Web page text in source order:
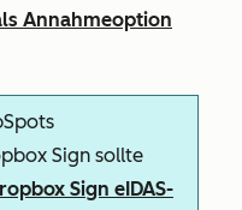
Annahmeoption
Sign sollte
Sign eIDAS-